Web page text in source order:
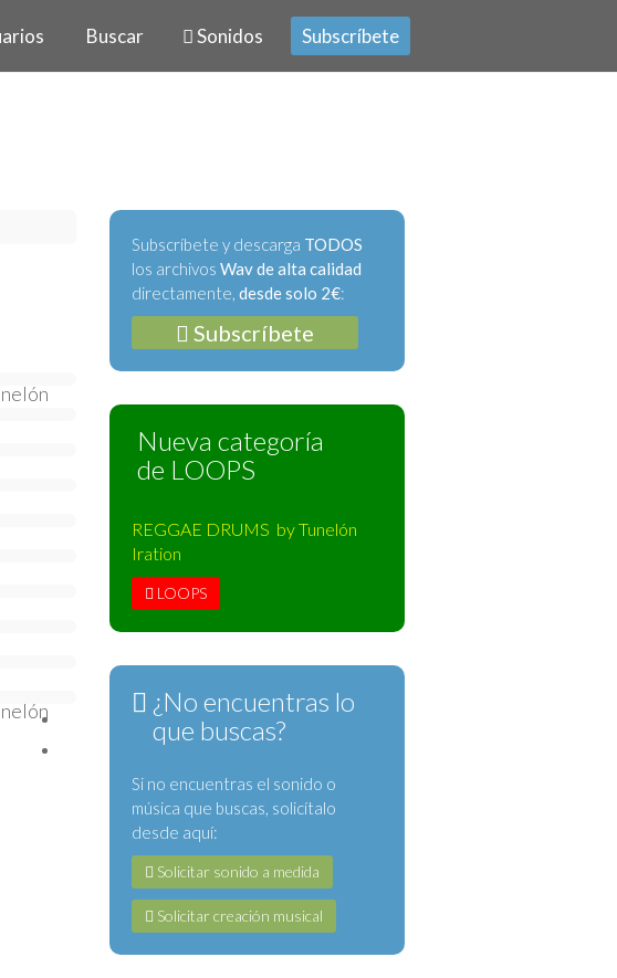
Buscar Sonidos Subscríbete
Subscríbete y descarga TODOS
los archivos Wav de alta calidad
directamente, desde solo 2€:
Subscríbete
Nueva categoría
de LOOPS
REGGAE DRUMS by Tunelón
Iration
LOOPS
¿No encuentras lo
que buscas?
Si no encuentras el sonido o
música que buscas, solicítalo
desde aquí:
Solicitar sonido a medida
Solicitar creación musical